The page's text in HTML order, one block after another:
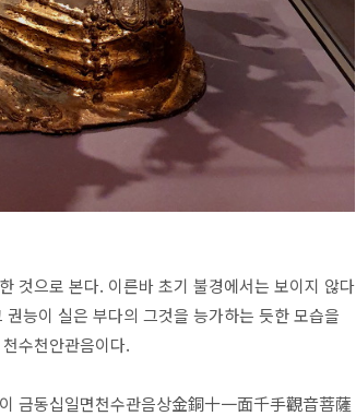
것으로 본다. 이른바 초기 불경에서는 보이지 않다
능이 실은 부다의 그것을 능가하는 듯한 모습을
수천안관음이다.
금동십일면천수관음상金銅十一面千手觀音菩薩